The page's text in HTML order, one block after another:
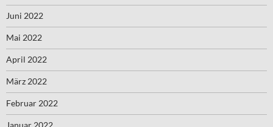
Juni 2022
Mai 2022
April 2022
März 2022
Februar 2022